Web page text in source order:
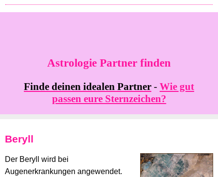
Astrologie Partner finden
Finde deinen idealen Partner - Wie gut
passen eure Sternzeichen?
Beryll
Der Beryll wird bei
Augenerkrankungen angewendet.